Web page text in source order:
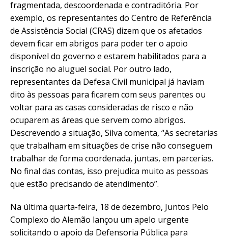
fragmentada, descoordenada e contraditória. Por
exemplo, os representantes do Centro de Referência
de Assistência Social (CRAS) dizem que os afetados
devem ficar em abrigos para poder ter o apoio
disponível do governo e estarem habilitados para a
inscrição no aluguel social. Por outro lado,
representantes da Defesa Civil municipal já haviam
dito às pessoas para ficarem com seus parentes ou
voltar para as casas consideradas de risco e não
ocuparem as áreas que servem como abrigos.
Descrevendo a situação, Silva comenta, “As secretarias
que trabalham em situações de crise não conseguem
trabalhar de forma coordenada, juntas, em parcerias.
No final das contas, isso prejudica muito as pessoas
que estão precisando de atendimento”.
Na última quarta-feira, 18 de dezembro, Juntos Pelo
Complexo do Alemão lançou um apelo urgente
solicitando o apoio da Defensoria Pública para